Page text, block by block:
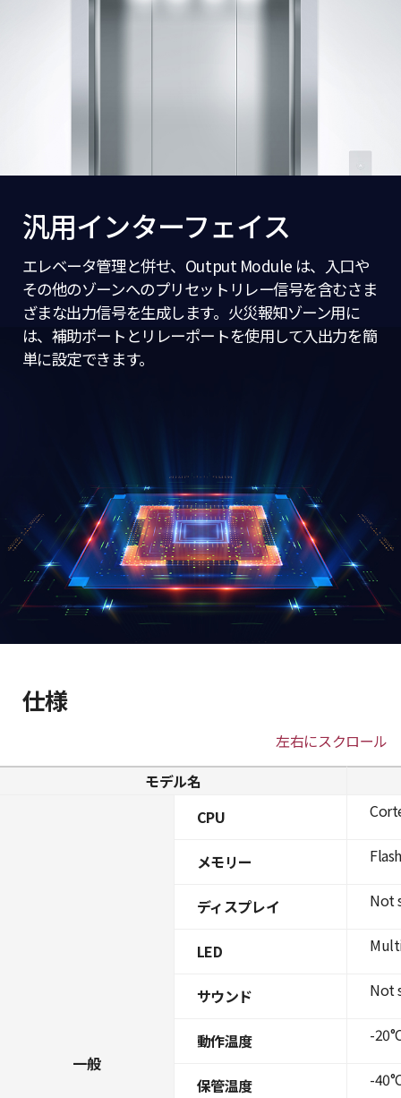
汎用インターフェイス
エレベータ管理と併せ、Output Module は、入口や
その他のゾーンへのプリセットリレー信号を含むさま
ざまな出力信号を生成します。火災報知ゾーン用に
は、補助ポートとリレーポートを使用して入出力を簡
単に設定できます。
仕様
左右にスクロール
モデル名
一般
CPU
メモリー
ディスプレイ
LED
サウンド
動作温度
保管温度
Not
Not
-
-